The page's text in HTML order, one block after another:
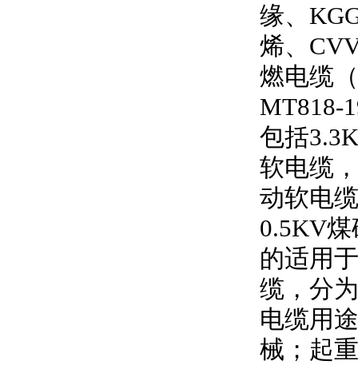
缘、
烯、
燃电缆
MT818-
包括
软电缆，
动软电
0.5KV煤
的适用
缆，分
电缆用
械；起